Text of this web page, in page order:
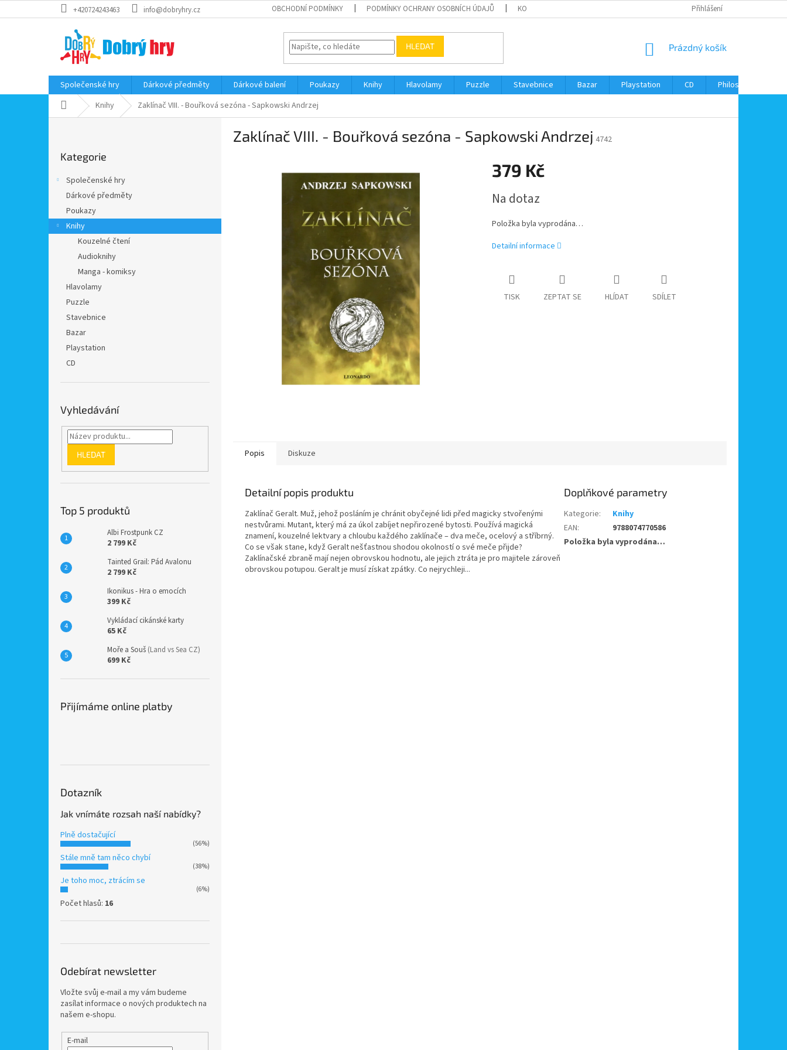
na
+420724243463 info@dobryhry.cz OBCHODNÍ PODMÍNKY PODMÍNKY OCHRANY OSOBNÍCH ÚDAJŮ KONTAKTY Přihlášení
HLEDAT
NÁKUPNÍ
Prázdný košík
Společenské hry Dárkové předměty Dárkové balení Poukazy Knihy Hlavolamy Puzzle Stavebnice Bazar Playstation CD Philos
Domů Knihy Zaklínač VIII. - Bouřková sezóna - Sapkowski Andrzej
kategorie
Kategorie
Společenské hry
Dárkové předměty
Poukazy
Knihy
Kouzelné čtení
Audioknihy
Manga - komiksy
Hlavolamy
Puzzle
Stavebnice
Bazar
Playstation
CD
Vyhledávání
HLEDAT
Top 5 produktů
Albi Frostpunk CZ
2 799 Kč
Tainted Grail: Pád Avalonu
2 799 Kč
Ikonikus - Hra o emocích
399 Kč
Vykládací cikánské karty
65 Kč
Moře a Souš (Land vs Sea CZ)
699 Kč
Přijímáme online platby
Dotazník
Jak vnímáte rozsah naší nabídky?
Plně dostačující
(56%)
Stále mně tam něco chybí
(38%)
Je toho moc, ztrácím se
(6%)
Počet hlasů: 16
Odebírat newsletter
Vložte svůj e-mail a my vám budeme
zasílat informace o nových produktech na
našem e-shopu.
E-mail
Zaklínač VIII. - Bouřková sezóna - Sapkowski Andrzej 4742
379 Kč
cena:
Na dotaz
Položka byla vyprodána…
Detailní informace
TISK ZEPTAT SE HLÍDAT SDÍLET
Popis Diskuze
Detailní popis produktu
Zaklínač Geralt. Muž, jehož posláním je chránit obyčejné lidi před magicky stvořenými
nestvůrami. Mutant, který má za úkol zabíjet nepřirozené bytosti. Používá magická
znamení, kouzelné lektvary a chloubu každého zaklínače – dva meče, ocelový a stříbrný.
Co se však stane, když Geralt nešťastnou shodou okolností o své meče přijde?
Zaklínačské zbraně mají nejen obrovskou hodnotu, ale jejich ztráta je pro majitele zároveň
obrovskou potupou. Geralt je musí získat zpátky. Co nejrychleji...
Doplňkové parametry
Kategorie:
Knihy
EAN:
9788074770586
Položka byla vyprodána…